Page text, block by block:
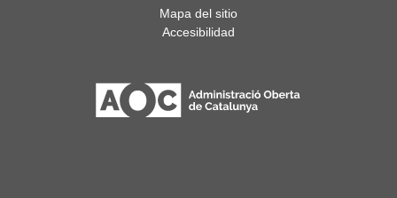
Mapa del sitio
Accesibilidad